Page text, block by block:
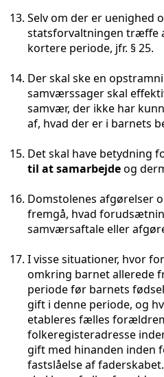
Selv om der er
statsforvaltningen træffe
kortere periode, jfr. § 25.
Der skal ske en
samværssager skal
samvær, der ikke har
af, hvad der er i barnets
Det skal have betydning
til at samarbejdeog
Domstolenes afgørelser
fremgå, hvad
samværsaftale eller
I visse situationer, hvor
omkring barnet allerede
periode før barnets
gift i denne periode, og
etableres fælles
folkeregisteradresse
gift med hinanden inden
fastslåelse af